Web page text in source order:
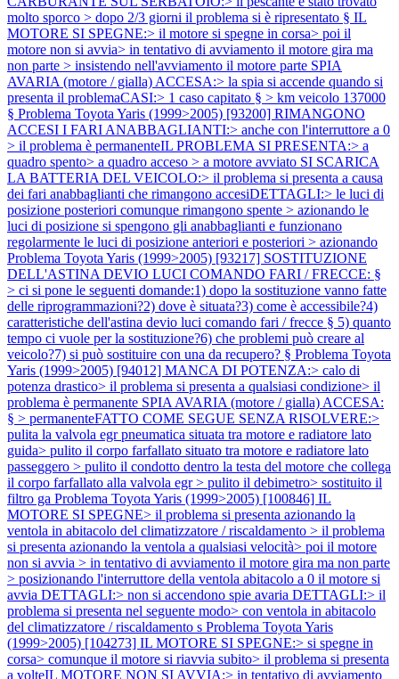
molto sporco > dopo 2/3 giorni il problema si è ripresentato § IL
MOTORE SI SPEGNE:> il motore si spegne in corsa> poi il
motore non si avvia> in tentativo di avviamento il motore gira ma
non parte > insistendo nell'avviamento il motore parte SPIA
AVARIA (motore / gialla) ACCESA:> la spia si accende quando si
presenta il problemaCASI:> 1 caso capitato § > km veicolo 137000
§ Problema Toyota Yaris (1999>2005) [93200] RIMANGONO
ACCESI I FARI ANABBAGLIANTI:> anche con l'interruttore a 0
> il problema è permanenteIL PROBLEMA SI PRESENTA:> a
quadro spento> a quadro acceso > a motore avviato SI SCARICA
LA BATTERIA DEL VEICOLO:> il problema si presenta a causa
dei fari anabbaglianti che rimangono accesiDETTAGLI:> le luci di
posizione posteriori comunque rimangono spente > azionando le
luci di posizione si spengono gli anabbaglianti e funzionano
regolarmente le luci di posizione anteriori e posteriori > azionando
Problema Toyota Yaris (1999>2005) [93217] SOSTITUZIONE
DELL'ASTINA DEVIO LUCI COMANDO FARI / FRECCE: §
> ci si pone le seguenti domande:1) dopo la sostituzione vanno fatte
delle riprogrammazioni?2) dove è situata?3) come è accessibile?4)
caratteristiche dell'astina devio luci comando fari / frecce § 5) quanto
tempo ci vuole per la sostituzione?6) che problemi può creare al
veicolo?7) si può sostituire con una da recupero? § Problema Toyota
Yaris (1999>2005) [94012] MANCA DI POTENZA:> calo di
potenza drastico> il problema si presenta a qualsiasi condizione> il
problema è permanente SPIA AVARIA (motore / gialla) ACCESA:
§ > permanenteFATTO COME SEGUE SENZA RISOLVERE:>
pulita la valvola egr pneumatica situata tra motore e radiatore lato
guida> pulito il corpo farfallato situato tra motore e radiatore lato
passeggero > pulito il condotto dentro la testa del motore che collega
il corpo farfallato alla valvola egr > pulito il debimetro> sostituito il
filtro ga Problema Toyota Yaris (1999>2005) [100846] IL
MOTORE SI SPEGNE> il problema si presenta azionando la
ventola in abitacolo del climatizzatore / riscaldamento > il problema
si presenta azionando la ventola a qualsiasi velocità> poi il motore
non si avvia > in tentativo di avviamento il motore gira ma non parte
> posizionando l'interruttore della ventola abitacolo a 0 il motore si
avvia DETTAGLI:> non si accendono spie avaria DETTAGLI:> il
problema si presenta nel seguente modo> con ventola in abitacolo
del climatizzatore / riscaldamento s Problema Toyota Yaris
(1999>2005) [104273] IL MOTORE SI SPEGNE:> si spegne in
corsa> comunque il motore si riavvia subito> il problema si presenta
a volteIL MOTORE NON SI AVVIA:> in tentativo di avviamento